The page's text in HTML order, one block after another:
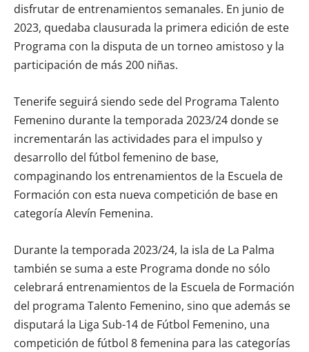
disfrutar de entrenamientos semanales. En junio de
2023, quedaba clausurada la primera edición de este
Programa con la disputa de un torneo amistoso y la
participación de más 200 niñas.
Tenerife seguirá siendo sede del Programa Talento
Femenino durante la temporada 2023/24 donde se
incrementarán las actividades para el impulso y
desarrollo del fútbol femenino de base,
compaginando los entrenamientos de la Escuela de
Formación con esta nueva competición de base en
categoría Alevín Femenina.
Durante la temporada 2023/24, la isla de La Palma
también se suma a este Programa donde no sólo
celebrará entrenamientos de la Escuela de Formación
del programa Talento Femenino, sino que además se
disputará la Liga Sub-14 de Fútbol Femenino, una
competición de fútbol 8 femenina para las categorías